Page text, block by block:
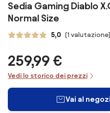
Sedia Gaming Diablo
Normal Size
5,0 (1 valutazione)
259,99 €
Vedi lo storico dei prezzi
Vai al